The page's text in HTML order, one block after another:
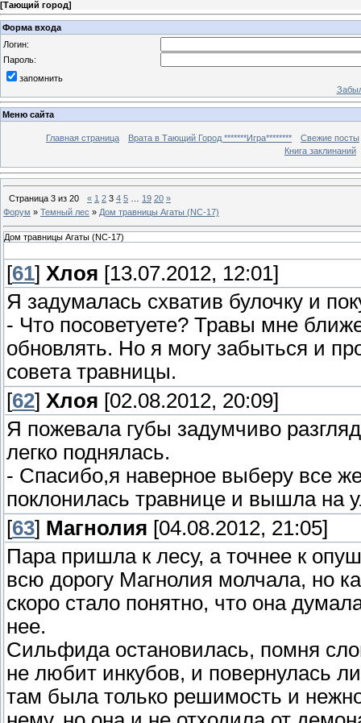
[Тающий город]
Форма входа
Логин:
Пароль:
запомнить
Меню сайта
Главная страница Врата в Тающий Город *******Игра********
Свежие посты
Книга заклинаний
Страница 3 из 20 « 1 2 3 4 5 19 20 »
Форум » Темный лес » Дом травницы Агаты (NC-17)
Дом травницы Агаты (NC-17)
[61] Хлоя [13.07.2012, 12:01]
Я задумалась схватив булочку и
- Что посоветуете? Травы мне
обновлять. Но я могу забыться и
совета травницы.
[62] Хлоя [02.08.2012, 20:09]
Я пожевала губы задумчиво
легко поднялась.
- Спасибо,я наверное выберу все
поклонилась травнице и вышла на
[63] Магнолия [04.08.2012, 21:05]
Пара пришла к лесу, а точнее к
всю дорогу Магнолия молчала, но
скоро стало понятно, что она
нее.
Сильфида остановилась, помня
не любит инкубов, и повернулась
там была только решимость и